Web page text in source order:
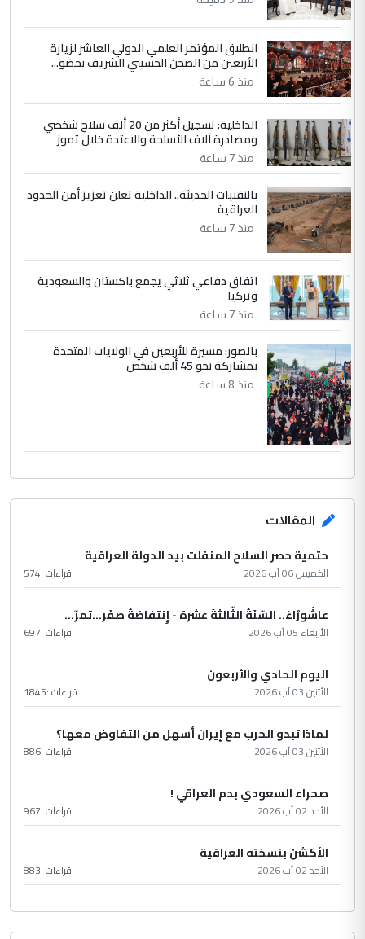
مضجعيك يابن الزنا (نص كامل)
5 سردار
التعليق : واحد من عصابة علي ماما يسقط
جنسية الرافد الثالث للعراق ومن اصول عريقة
ابا فرات ...
الموضوع :
الجواهري يرد على صدام حسين سل
مضجعيك يابن الزنا (نص كامل)
انطلاق المؤتمر العلمي الدولي العاشر لزيارة
الأربعين من الصحن الحسيني الشريف بحضو...
منذ 6 ساعة
الداخلية: تسجيل أكثر من 20 ألف سلاح شخصي
ومصادرة آلاف الأسلحة والاعتدة خلال تموز
منذ 7 ساعة
بالتقنيات الحديثة.. الداخلية تعلن تعزيز أمن الحدود
العراقية
منذ 7 ساعة
اتفاق دفاعي ثلاثي يجمع باكستان والسعودية
وتركيا
منذ 7 ساعة
بالصور: مسيرة للأربعين في الولايات المتحدة
بمشاركة نحو 45 ألف شخص
منذ 8 ساعة
المقالات
حتمية حصر السلاح المنفلت بيد الدولة العراقية
الخميس 06 آب 2026 قراءات :574
عاشُورْاءُ.. السّنَةُ الثّالثةَ عشَرَة - إِنتفاضةُ صفَر…تمرّ...
الأربعاء 05 آب 2026 قراءات :697
اليوم الحادي والأربعون
الأثنين 03 آب 2026 قراءات :1845
لماذا تبدو الحرب مع إيران أسهل من التفاوض معها؟
الأثنين 03 آب 2026 قراءات :886
صحراء السعودي بدم العراقي !
الأحد 02 آب 2026 قراءات :967
الأكشن بنسخته العراقية
الأحد 02 آب 2026 قراءات :883